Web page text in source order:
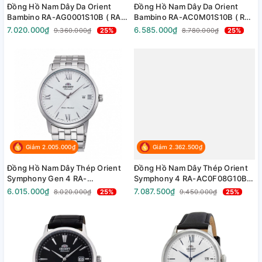
Đồng Hồ Nam Dây Da Orient
Bambino RA-AG0001S10B ( RA-
AG0001S00C ) ( RN-AG0004S )
7.020.000₫ 9.360.000₫ 25%
Đồng Hồ Nam Dây Da Orient
Bambino RA-AC0M01S10B ( RA-
AC0M01S30B ) ( RA-AC0M01S )
6.585.000₫ 8.780.000₫ 25%
Giảm 2.005.000₫
Đồng Hồ Nam Dây Thép Orient
Symphony Gen 4 RA-
AC0F10S10B - Size 41.6mm
6.015.000₫ 8.020.000₫ 25%
Giảm 2.362.500₫
Đồng Hồ Nam Dây Thép Orient
Symphony 4 RA-AC0F08G10B (
RA-AC0F08G ) - Size 41.6mm
7.087.500₫ 9.450.000₫ 25%